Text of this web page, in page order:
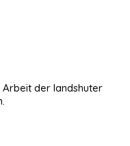
der landshuter